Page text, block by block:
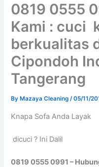
0819 0555
Kami : cuci
berkualitas
Cipondoh
Tangerang
By Mazaya Cleaning/05/11/
Knapa Sofa Andа Layak
dicuci ? Ini Dalil
0819 0555 0991 –